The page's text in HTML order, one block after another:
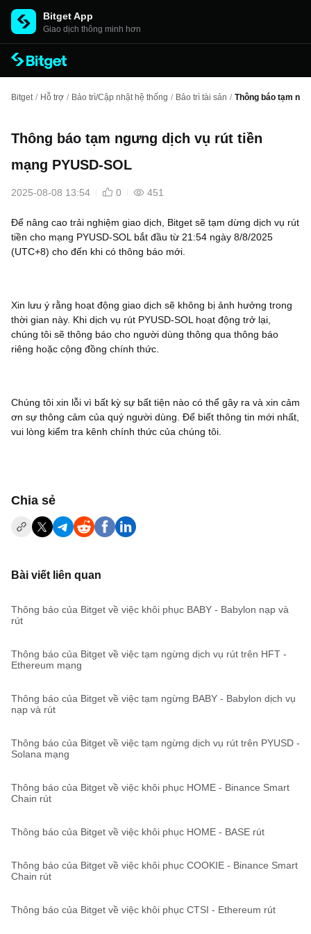
Bitget App
Giao dịch thông minh hơn
Bitget / Hỗ trợ / Bảo trì/Cập nhật hệ thống / Bảo trì tài sản / Thông báo tạm
Thông báo tạm ngưng dịch vụ rút tiền
mạng PYUSD-SOL
2025-08-08 13:54 0 451
Để nâng cao trải nghiệm giao dịch, Bitget sẽ tạm dừng dịch vụ rút
tiền cho mạng PYUSD-SOL bắt đầu từ 21:54 ngày 8/8/2025
(UTC+8) cho đến khi có thông báo mới.
Xin lưu ý rằng hoạt động giao dịch sẽ không bị ảnh hưởng trong
thời gian này. Khi dịch vụ rút PYUSD-SOL hoạt động trở lại,
chúng tôi sẽ thông báo cho người dùng thông qua thông báo
riêng hoặc cộng đồng chính thức.
Chúng tôi xin lỗi vì bất kỳ sự bất tiện nào có thể gây ra và xin cảm
ơn sự thông cảm của quý người dùng. Để biết thông tin mới nhất,
vui lòng kiểm tra kênh chính thức của chúng tôi.
‌Chia sẻ
Bài viết liên quan
Thông báo của Bitget về việc khôi phục BABY - Babylon nạp và
rút
Thông báo của Bitget về việc tạm ngừng dịch vụ rút trên HFT -
Ethereum mạng
Thông báo của Bitget về việc tạm ngừng BABY - Babylon dịch vụ
nạp và rút
Thông báo của Bitget về việc tạm ngừng dịch vụ rút trên PYUSD -
Solana mạng
Thông báo của Bitget về việc khôi phục HOME - Binance Smart
Chain rút
Thông báo của Bitget về việc khôi phục HOME - BASE rút
Thông báo của Bitget về việc khôi phục COOKIE - Binance Smart
Chain rút
Thông báo của Bitget về việc khôi phục CTSI - Ethereum rút